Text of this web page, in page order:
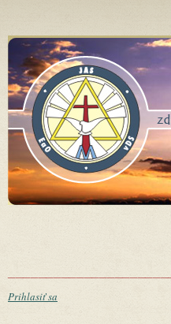
Prihlasiť sa